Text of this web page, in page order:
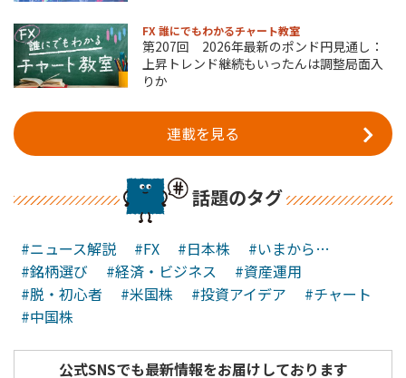
FX 誰にでもわかるチャート教室
第207回 2026年最新のポンド円見通し：
上昇トレンド継続もいったんは調整局面入
りか
連載を見る
話題のタグ
#ニュース解説 #FX #日本株
#いまから…
#銘柄選び
#経済・ビジネス
#資産運用
#脱・初心者
#米国株 #投資アイデア
#チャート
#中国株
公式SNSでも最新情報をお届けしております